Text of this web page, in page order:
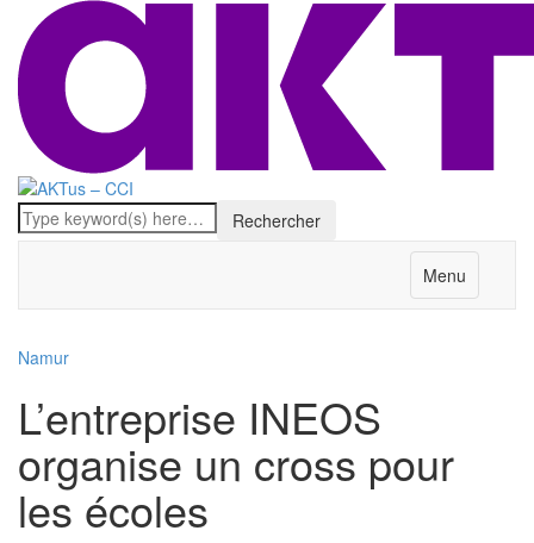
Menu
Namur
L’entreprise INEOS
organise un cross pour
les écoles